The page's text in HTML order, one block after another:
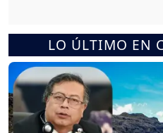
LO ÚLTIMO EN